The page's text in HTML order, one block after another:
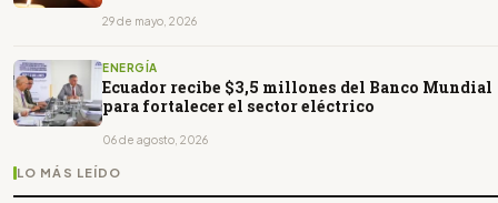
29 de mayo, 2026
ENERGÍA
Ecuador recibe $3,5 millones del Banco Mundial
para fortalecer el sector eléctrico
06 de agosto, 2026
LO MÁS LEÍDO